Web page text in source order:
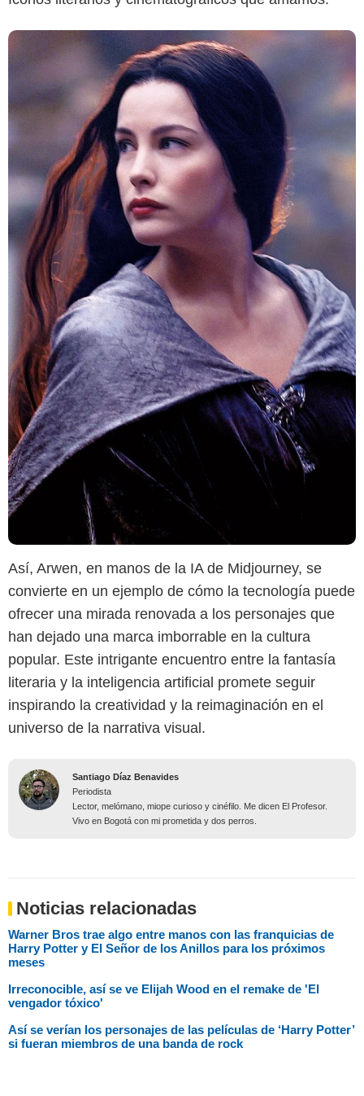
Así, Arwen, en manos de la IA de Midjourney, se
convierte en un ejemplo de cómo la tecnología puede
ofrecer una mirada renovada a los personajes que
han dejado una marca imborrable en la cultura
popular. Este intrigante encuentro entre la fantasía
literaria y la inteligencia artificial promete seguir
inspirando la creatividad y la reimaginación en el
universo de la narrativa visual.
Santiago Díaz Benavides
Periodista
Lector, melómano, miope curioso y cinéfilo. Me dicen El Profesor.
Vivo en Bogotá con mi prometida y dos perros.
Noticias relacionadas
Warner Bros trae algo entre manos con las franquicias de
Harry Potter y El Señor de los Anillos para los próximos
meses
Irreconocible, así se ve Elijah Wood en el remake de 'El
vengador tóxico'
Así se verían los personajes de las películas de ‘Harry Potter’
si fueran miembros de una banda de rock